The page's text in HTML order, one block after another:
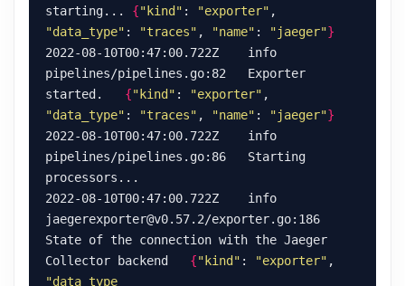
starting... {"kind" : "exporter"
"data_type" : "traces" , "name" : "jaeger"}
2022-08-10T00:47:00.722Z    info
pipelines/pipelines.go:82   Exporter
started. {"kind" : "exporter"
"data_type" : "traces" , "name" : "jaeger"}
2022-08-10T00:47:00.722Z    info
pipelines/pipelines.go:86   Starting
2022-08-10T00:47:00.722Z    info
jaegerexporter@v0.57.2/exporter.go:186
State of the connection with the Jaeger
Collector backend {"kind" : "exporter"